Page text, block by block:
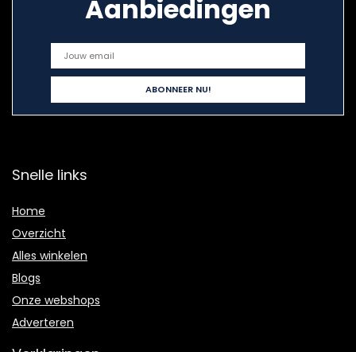
Aanbiedingen
Snelle links
Home
Overzicht
Alles winkelen
Blogs
Onze webshops
Adverteren